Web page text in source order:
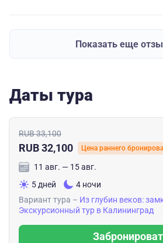
Показать еще
Даты тура
RUB 33,100
RUB 32,100 Цена раннего
11 авг. — 15 авг.
5 дней
4 ночи
Вариант тура – Из глубин веков:
Экскурсионный тур в Калининград